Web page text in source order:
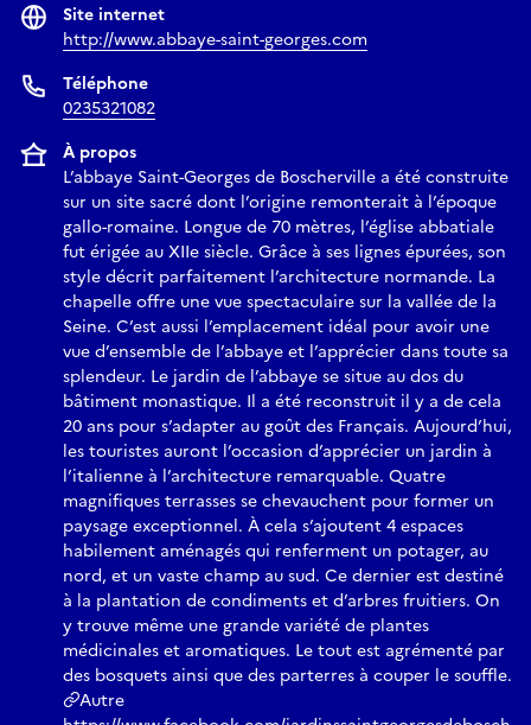
Site internet
http://www.abbaye-saint-georges.com
Téléphone
0235321082
À propos
L’abbaye Saint-Georges de Boscherville a été construite
sur un site sacré dont l’origine remonterait à l’époque
gallo-romaine. Longue de 70 mètres, l’église abbatiale
fut érigée au XIIe siècle. Grâce à ses lignes épurées, son
style décrit parfaitement l’architecture normande. La
chapelle offre une vue spectaculaire sur la vallée de la
Seine. C’est aussi l’emplacement idéal pour avoir une
vue d’ensemble de l’abbaye et l’apprécier dans toute sa
splendeur. Le jardin de l’abbaye se situe au dos du
bâtiment monastique. Il a été reconstruit il y a de cela
20 ans pour s’adapter au goût des Français. Aujourd’hui,
les touristes auront l’occasion d’apprécier un jardin à
l’italienne à l’architecture remarquable. Quatre
magnifiques terrasses se chevauchent pour former un
paysage exceptionnel. À cela s’ajoutent 4 espaces
habilement aménagés qui renferment un potager, au
nord, et un vaste champ au sud. Ce dernier est destiné
à la plantation de condiments et d’arbres fruitiers. On
y trouve même une grande variété de plantes
médicinales et aromatiques. Le tout est agrémenté par
des bosquets ainsi que des parterres à couper le souffle.
Autre